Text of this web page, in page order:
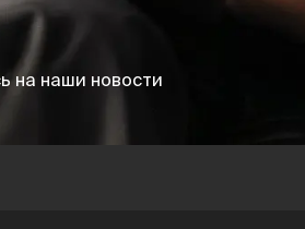
на наши новости